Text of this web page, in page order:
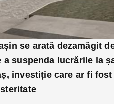
se arată dezamăgit
a suspenda lucrările la
investiție care ar fi